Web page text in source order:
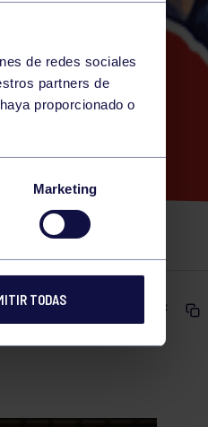
de redes sociales
partners de
proporcionado o
Marketing
TODAS
Comparte